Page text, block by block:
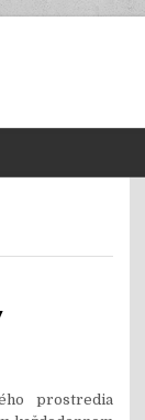
prostredia